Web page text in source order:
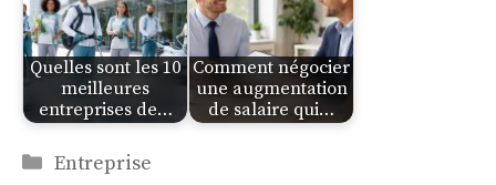
Quelles sont les 10
meilleures
entreprises de…
Comment négocier
une augmentation
de salaire qui…
Catégories
Entreprise